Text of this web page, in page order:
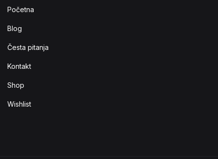
Početna
Blog
Česta pitanja
Kontakt
Shop
Wishlist